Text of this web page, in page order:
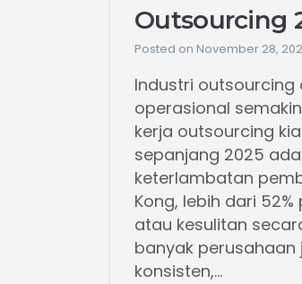
Outsourcing
Posted on November 28,
Industri outsourcing
operasional
kerja outsourcing
sepanjang 2025
keterlambatan
Kong, lebih dari
atau kesulitan
banyak
konsisten,...